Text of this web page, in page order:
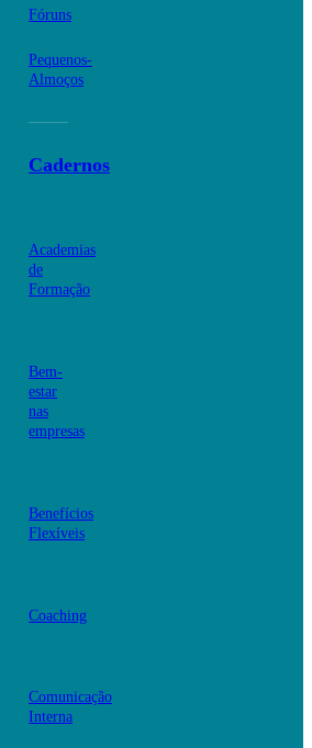
Fóruns
Pequenos-
Almoços
Cadernos
Academias
de
Formação
Bem-
estar
nas
empresas
Benefícios
Flexíveis
Coaching
Comunicação
Interna